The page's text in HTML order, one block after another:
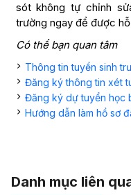
sót không tự chỉnh
trường ngay để được
Có thể bạn quan tâm
Thông tin tuyển sinh
Đăng ký thông tin xét
Đăng ký dự tuyển học
Hướng dẫn làm hồ sơ
Danh mục liên